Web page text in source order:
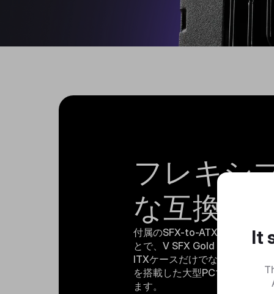
フレキシ
な互換性
付属のSFX-to-ATXブラケット
とで、V SFX Gold ATX 3.0は
ITXケースだけでなく、E-ATX
を搭載した大型PCでも使用す
ます。
It